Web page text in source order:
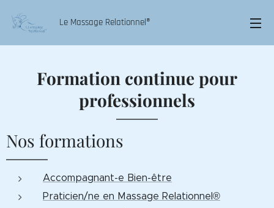
Le Massage Relationnel®
Formation continue pour
professionnels
Nos formations
Accompagnant-e Bien-être
Praticien/ne en Massage Relationnel®